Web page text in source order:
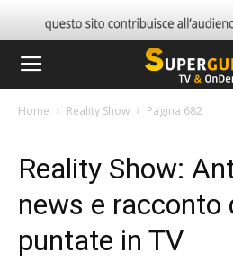
Home Reality Show Pagina 682
Reality Show:
news e racconto
puntate in TV